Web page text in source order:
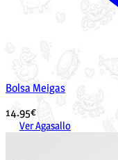
Bolsa Meigas
14.95€
Ver Agasallo